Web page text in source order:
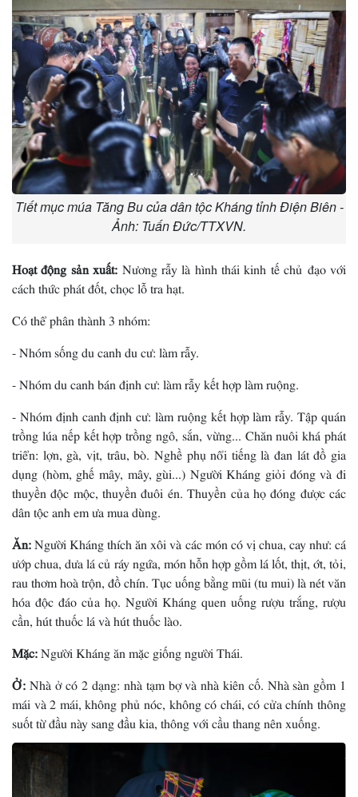
Tiết mục múa Tăng Bu của dân tộc Kháng tỉnh Điện Biên -
Ảnh: Tuấn Đức/TTXVN.
Hoạt động sản xuất: Nương rẫy là hình thái kinh tế chủ đạo với
cách thức phát đốt, chọc lỗ tra hạt.
Có thể phân thành 3 nhóm:
- Nhóm sống du canh du cư: làm rẫy.
- Nhóm du canh bán định cư: làm rẫy kết hợp làm ruộng.
- Nhóm định canh định cư: làm ruộng kết hợp làm rẫy. Tập quán
trồng lúa nếp kết hợp trồng ngô, sắn, vừng... Chăn nuôi khá phát
triển: lợn, gà, vịt, trâu, bò. Nghề phụ nổi tiếng là đan lát đồ gia
dụng (hòm, ghế mây, mây, gùi...) Người Kháng giỏi đóng và đi
thuyền độc mộc, thuyền đuôi én. Thuyền của họ đóng được các
dân tộc anh em ưa mua dùng.
Ăn:Người Kháng thích ăn xôi và các món có vị chua, cay như: cá
ướp chua, dưa lá củ ráy ngứa, món hỗn hợp gồm lá lốt, thịt, ớt, tỏi,
rau thơm hoà trộn, đồ chín. Tục uống bằng mũi (tu mui) là nét văn
hóa độc đáo của họ. Người Kháng quen uống rượu trắng, rượu
cần, hút thuốc lá và hút thuốc lào.
Mặc:Người Kháng ăn mặc giống người Thái.
Ở:Nhà ở có 2 dạng: nhà tạm bợ và nhà kiên cố. Nhà sàn gồm 1
mái và 2 mái, không phủ nóc, không có chái, có cửa chính thông
suốt từ đầu này sang đầu kia, thông với cầu thang nên xuống.